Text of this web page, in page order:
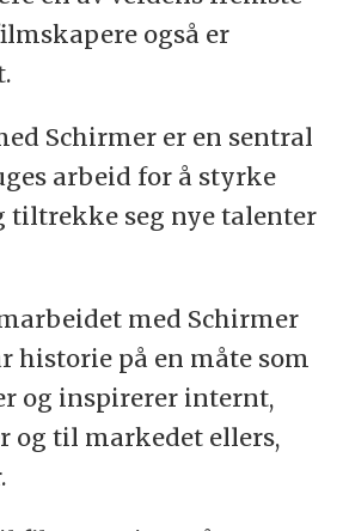
også er
Schirmer er en sentral
arbeid for å styrke
tiltrekke seg nye talenter
med Schirmer
historie på en måte som
og inspirerer internt,
og til markedet ellers,